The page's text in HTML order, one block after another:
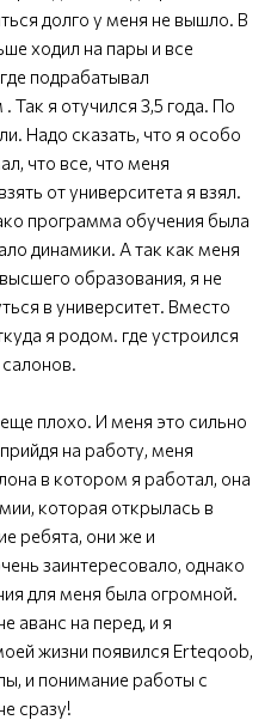
долго у меня не вышло. В
ходил на пары и все
подрабатывал
я отучился 3,5 года. По
Надо сказать, что я особо
что все, что меня
от университета я взял.
программа обучения была
динамики. А так как меня
образования, я не
в университет. Вместо
я родом. где устроился
плохо. И меня это сильно
на работу, меня
в котором я работал, она
которая открылась в
ребята, они же и
заинтересовало, однако
для меня была огромной.
аванс на перед, и я
жизни появился Erteqoob,
и понимание работы с
сразу!